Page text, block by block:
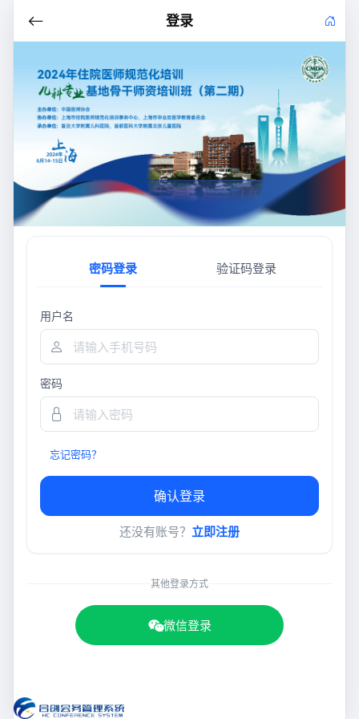
登录
密码登录 验证码登录
用户名
密码
忘记密码？
确认登录
还没有账号？ 立即注册
其他登录方式
微信登录